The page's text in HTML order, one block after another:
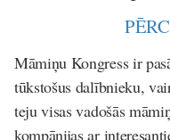
Māmiņu Kongress ir
tūkstošus dalībnieku,
teju visas vadošās
kompānijas ar